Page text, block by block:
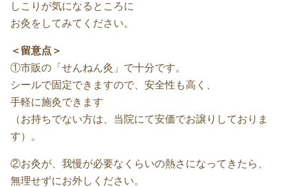
しこりが気になるところに
お灸をしてみてください。
＜留意点＞
①市販の「せんねん灸」で十分です。
シールで固定できますので、安全性も高く、
手軽に施灸できます
（お持ちでない方は、当院にて安価でお譲りしておりま
す）。
②お灸が、我慢が必要なくらいの熱さになってきたら、
無理せずにお外しください。